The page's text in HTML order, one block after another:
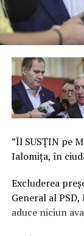
”Îl SUSȚIN pe
Ialomiţa, în
Excluderea
General al
aduce niciun